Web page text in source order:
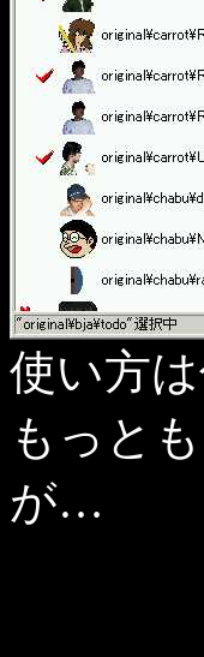
使い方
もっと
が…